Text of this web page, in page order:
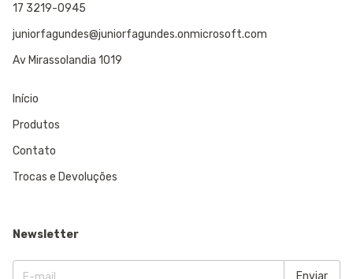
17 3219-0945
juniorfagundes@juniorfagundes.onmicrosoft.com
Av Mirassolandia 1019
Início
Produtos
Contato
Trocas e Devoluções
Newsletter